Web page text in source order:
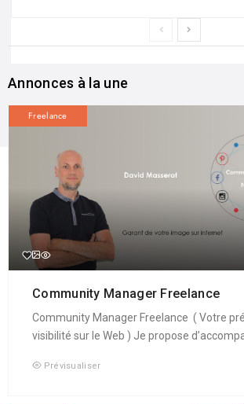
Annonces à la une
Freelance
Community Manager Freelance
Community Manager Freelance ( Votre
visibilité sur le Web ) Je propose
Prévisualiser